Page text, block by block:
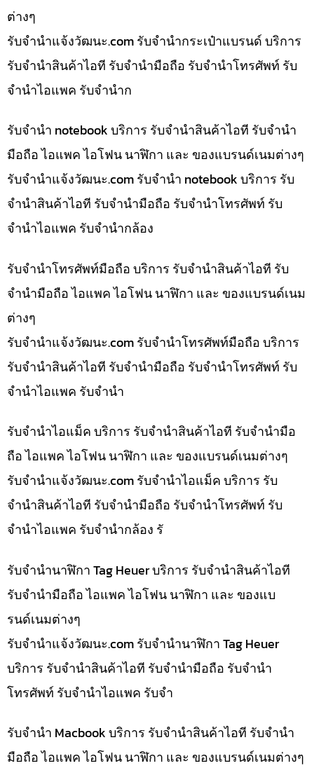
ต่างๆ
รับจํานําแจ้งวัฒนะ.com รับจำนำกระเป๋าแบรนด์ บริการ
รับจำนำสินค้าไอที รับจำนำมือถือ รับจำนำโทรศัพท์ รับ
จำนำไอแพค รับจำนำก
รับจำนำ notebook บริการ รับจำนำสินค้าไอที รับจำนำ
มือถือ ไอแพค ไอโฟน นาฬิกา และ ของแบรนด์เนมต่างๆ
รับจํานําแจ้งวัฒนะ.com รับจำนำ notebook บริการ รับ
จำนำสินค้าไอที รับจำนำมือถือ รับจำนำโทรศัพท์ รับ
จำนำไอแพค รับจำนำกล้อง
รับจำนำโทรศัพท์มือถือ บริการ รับจำนำสินค้าไอที รับ
จำนำมือถือ ไอแพค ไอโฟน นาฬิกา และ ของแบรนด์เนม
ต่างๆ
รับจํานําแจ้งวัฒนะ.com รับจำนำโทรศัพท์มือถือ บริการ
รับจำนำสินค้าไอที รับจำนำมือถือ รับจำนำโทรศัพท์ รับ
จำนำไอแพค รับจำนำ
รับจำนำไอแม็ค บริการ รับจำนำสินค้าไอที รับจำนำมือ
ถือ ไอแพค ไอโฟน นาฬิกา และ ของแบรนด์เนมต่างๆ
รับจํานําแจ้งวัฒนะ.com รับจำนำไอแม็ค บริการ รับ
จำนำสินค้าไอที รับจำนำมือถือ รับจำนำโทรศัพท์ รับ
จำนำไอแพค รับจำนำกล้อง รั
รับจำนำนาฬิกา Tag Heuer บริการ รับจำนำสินค้าไอที
รับจำนำมือถือ ไอแพค ไอโฟน นาฬิกา และ ของแบ
รนด์เนมต่างๆ
รับจํานําแจ้งวัฒนะ.com รับจำนำนาฬิกา Tag Heuer
บริการ รับจำนำสินค้าไอที รับจำนำมือถือ รับจำนำ
โทรศัพท์ รับจำนำไอแพค รับจำ
รับจำนำ Macbook บริการ รับจำนำสินค้าไอที รับจำนำ
มือถือ ไอแพค ไอโฟน นาฬิกา และ ของแบรนด์เนมต่างๆ